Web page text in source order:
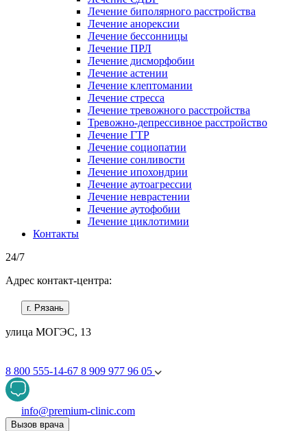
Лечение биполярного расстройства
Лечение анорексии
Лечение бессонницы
Лечение ПРЛ
Лечение дисморфобии
Лечение астении
Лечение клептомании
Лечение стресса
Лечение тревожного расстройства
Тревожно-депрессивное расстройство
Лечение ГТР
Лечение социопатии
Лечение сонливости
Лечение ипохондрии
Лечение аутоагрессии
Лечение неврастении
Лечение аутофобии
Лечение циклотимии
Контакты
24/7
Адрес контакт-центра:
г. Рязань
улица МОГЭС, 13
8 800 555-14-67 8 909 977 96 05
info@premium-clinic.com
Вызов врача